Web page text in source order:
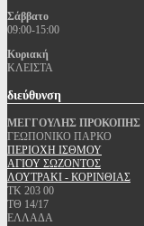
Σάββατο
09:00-15:00
Κυριακή
ΚΛΕΙΣΤΑ
διεύθυνση
ΜΕΓΓΟΥΛΗΣ ΠΡΟΚΟΠΗΣ
ΓΕΩΠΟΝΙΚΟ ΠΑΡΚΟ
ΠΕΡΙΟΧΗ ΙΣΘΜΟΥ
ΑΓΙΟΥ ΣΩΖΟΝΤΟΣ
ΛΟΥΤΡΑΚΙ - ΚΟΡΙΝΘΙΑΣ
ΤΚ 203 00
ΤΘ 14/17
ΕΛΛΑΔΑ